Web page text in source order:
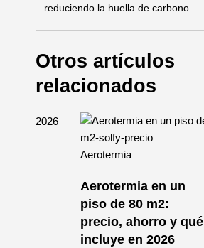
reduciendo la huella de carbono.
Otros artículos
relacionados
Aerotermia
Aerotermia en un
piso de 80 m2:
precio, ahorro y qué
incluye en 2026